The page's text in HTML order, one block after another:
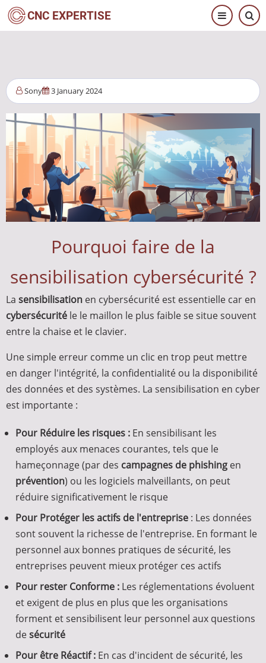
Salta
CNC EXPERTISE
Sony 3 January 2024
Pourquoi faire de la
sensibilisation cybersécurité ?
La sensibilisation en cybersécurité est essentielle car en
cybersécurité le le maillon le plus faible se situe souvent
entre la chaise et le clavier.
Une simple erreur comme un clic en trop peut mettre
en danger l'intégrité, la confidentialité ou la disponibilité
des données et des systèmes. La sensibilisation en cyber
est importante :
Pour Réduire les risques : En sensibilisant les
employés aux menaces courantes, tels que le
hameçonnage (par des campagnes de phishing en
prévention) ou les logiciels malveillants, on peut
réduire significativement le risque
Pour Protéger les actifs de l'entreprise : Les données
sont souvent la richesse de l'entreprise. En formant le
personnel aux bonnes pratiques de sécurité, les
entreprises peuvent mieux protéger ces actifs
Pour rester Conforme : Les réglementations évoluent
et exigent de plus en plus que les organisations
forment et sensibilisent leur personnel aux questions
desécurité
Pour être Réactif : En cas d'incident de sécurité, les